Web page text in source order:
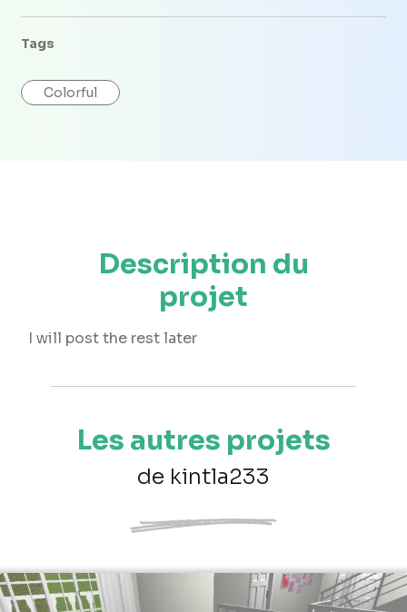
Tags
Colorful
Description du
projet
I will post the rest later
Les autres projets
de kintla233